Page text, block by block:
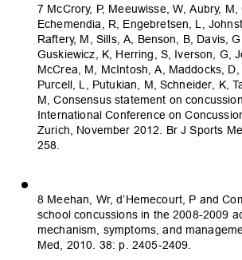
7 McCrory, P, Meeuwisse, W, Aubry, M,
Echemendia, R, Engebretsen, L,
Raftery, M, Sills, A, Benson, B, Davis,
Guskiewicz, K, Herring, S, Iverson, G,
McCrea, M, McIntosh, A, Maddocks, D,
Purcell, L, Putukian, M, Schneider, K,
M, Consensus statement on
International Conference on
Zurich, November 2012. Br J Sports
258.
8 Meehan, Wr, d’Hemecourt, P and
school concussions in the 2008-2009
mechanism, symptoms, and
Med, 2010. 38: p. 2405-2409.